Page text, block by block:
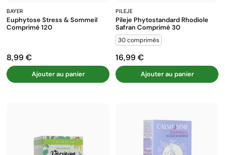
BAYER
Euphytose Stress & Sommeil
Comprimé 120
Prix
8,99 €
Ajouter au panier
PILEJE
Pileje Phytostandard Rhodiole
Safran Comprimé 30
30 comprimés
Prix
16,99 €
Ajouter au panier